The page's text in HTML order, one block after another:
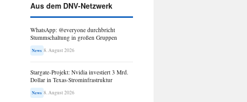
Aus dem DNV-Netzwerk
WhatsApp: @everyone durchbricht
Stummschaltung in großen Gruppen
News 8. August 2026
Stargate-Projekt: Nvidia investiert 3 Mrd.
Dollar in Texas-Strominfrastruktur
News 8. August 2026